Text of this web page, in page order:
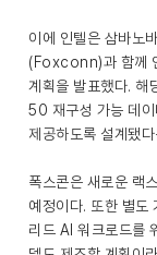
이에 인텔은 삼바
(Foxconn)과 함께
계획을 발표했다. 해
50 재구성 가능 데
제공하도록 설계됐
폭스콘은 새로운 랙
예정이다. 또한 별도
리드 AI 워크로드를